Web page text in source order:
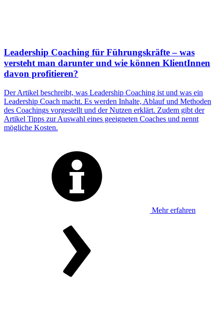
Leadership Coaching für Führungskräfte – was
versteht man darunter und wie können KlientInnen
davon profitieren?
Der Artikel beschreibt, was Leadership Coaching ist und was ein
Leadership Coach macht. Es werden Inhalte, Ablauf und Methoden
des Coachings vorgestellt und der Nutzen erklärt. Zudem gibt der
Artikel Tipps zur Auswahl eines geeigneten Coaches und nennt
mögliche Kosten.
Mehr erfahren